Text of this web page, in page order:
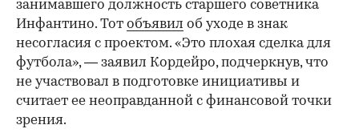
занимавшего должность старшего советника
Инфантино. Тот объявил об уходе в знак
несогласия с проектом. «Это плохая сделка для
футбола», — заявил Кордейро, подчеркнув, что
не участвовал в подготовке инициативы и
считает ее неоправданной с финансовой точки
зрения.